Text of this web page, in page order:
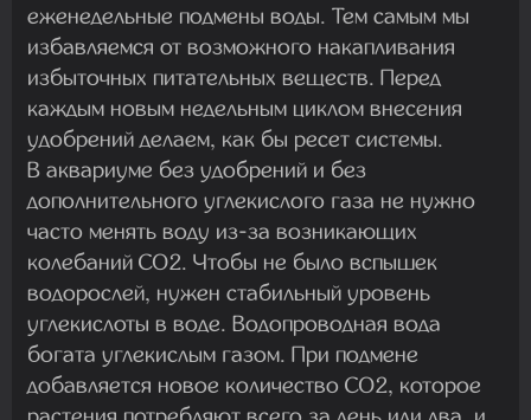
еженедельные подмены воды. Тем самым мы
избавляемся от возможного накапливания
избыточных питательных веществ. Перед
каждым новым недельным циклом внесения
удобрений делаем, как бы ресет системы.
В аквариуме без удобрений и без
дополнительного углекислого газа не нужно
часто менять воду из-за возникающих
колебаний CO2. Чтобы не было вспышек
водорослей, нужен стабильный уровень
углекислоты в воде. Водопроводная вода
богата углекислым газом. При подмене
добавляется новое количество CO2, которое